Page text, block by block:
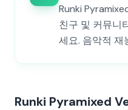
Runki
친구 및 커뮤니
세요. 음악적 재
Runki Pyramixed